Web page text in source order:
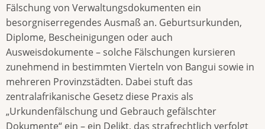
Fälschung von Verwaltungsdokumenten ein
besorgniserregendes Ausmaß an. Geburtsurkunden,
Diplome, Bescheinigungen oder auch
Ausweisdokumente – solche Fälschungen kursieren
zunehmend in bestimmten Vierteln von Bangui sowie in
mehreren Provinzstädten. Dabei stuft das
zentralafrikanische Gesetz diese Praxis als
„Urkundenfälschung und Gebrauch gefälschter
Dokumente“ ein – ein Delikt, das strafrechtlich verfolgt